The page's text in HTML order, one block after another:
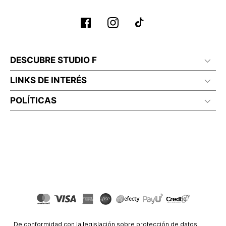
DESCUBRE STUDIO F
LINKS DE INTERÉS
POLÍTICAS
De conformidad con la legislación sobre protección de datos